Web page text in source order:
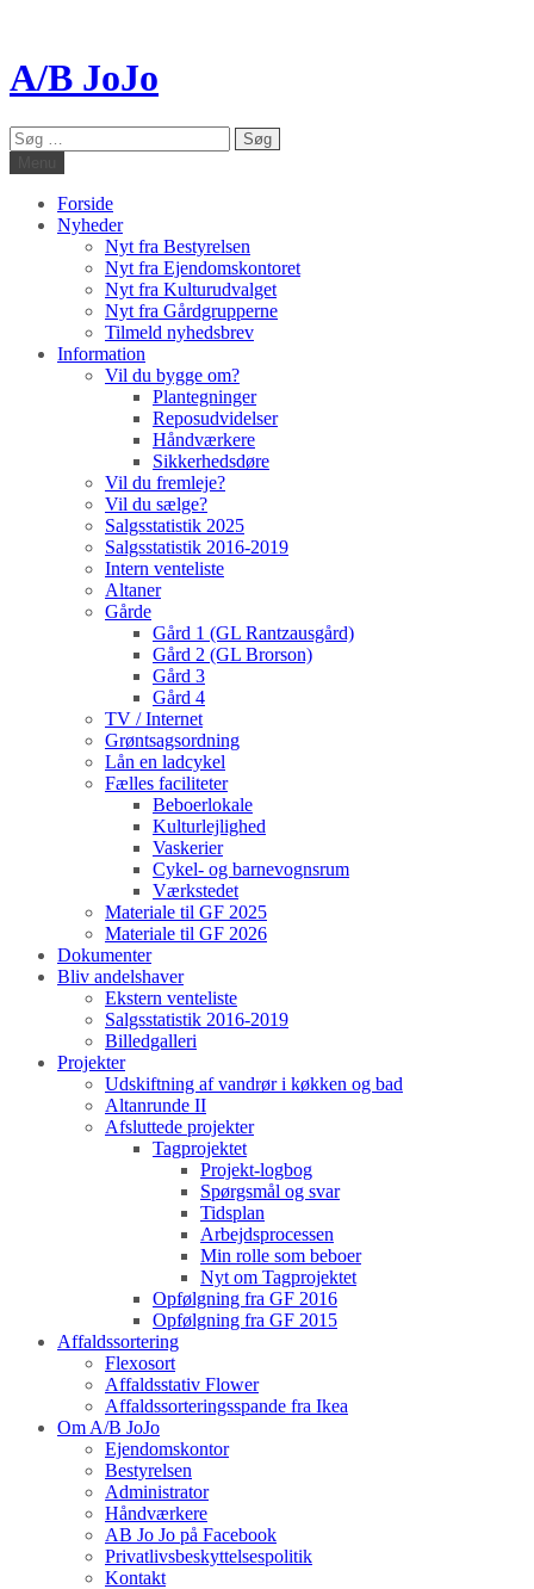
A/B JoJo
Søg
efter:
Forside
Nyheder
Nyt fra Bestyrelsen
Nyt fra Ejendomskontoret
Nyt fra Kulturudvalget
Nyt fra Gårdgrupperne
Tilmeld nyhedsbrev
Information
Vil du bygge om?
Plantegninger
Reposudvidelser
Håndværkere
Sikkerhedsdøre
Vil du fremleje?
Vil du sælge?
Salgsstatistik 2025
Salgsstatistik 2016-2019
Intern venteliste
Altaner
Gårde
Gård 1 (GL Rantzausgård)
Gård 2 (GL Brorson)
Gård 3
Gård 4
TV / Internet
Grøntsagsordning
Lån en ladcykel
Fælles faciliteter
Beboerlokale
Kulturlejlighed
Vaskerier
Cykel- og barnevognsrum
Værkstedet
Materiale til GF 2025
Materiale til GF 2026
Dokumenter
Bliv andelshaver
Ekstern venteliste
Salgsstatistik 2016-2019
Billedgalleri
Projekter
Udskiftning af vandrør i køkken og bad
Altanrunde II
Afsluttede projekter
Tagprojektet
Projekt-logbog
Spørgsmål og svar
Tidsplan
Arbejdsprocessen
Min rolle som beboer
Nyt om Tagprojektet
Opfølgning fra GF 2016
Opfølgning fra GF 2015
Affaldssortering
Flexosort
Affaldsstativ Flower
Affaldssorteringsspande fra Ikea
Om A/B JoJo
Ejendomskontor
Bestyrelsen
Administrator
Håndværkere
AB Jo Jo på Facebook
Privatlivsbeskyttelsespolitik
Kontakt